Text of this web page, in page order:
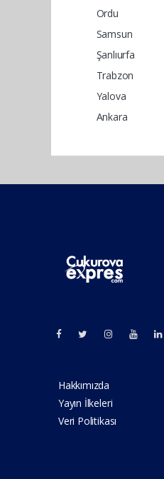
Ordu
Samsun
Şanlıurfa
Trabzon
Yalova
Ankara
Hakkımızda
Yayın İlkeleri
Veri Politikası